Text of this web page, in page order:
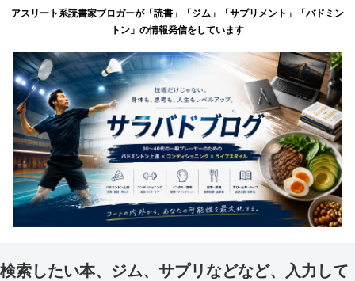
アスリート系読書家ブロガーが「読書」「ジム」「サプリメント」「バドミン
トン」の情報発信をしています
検索したい本、ジム、サプリなどなど、入力して